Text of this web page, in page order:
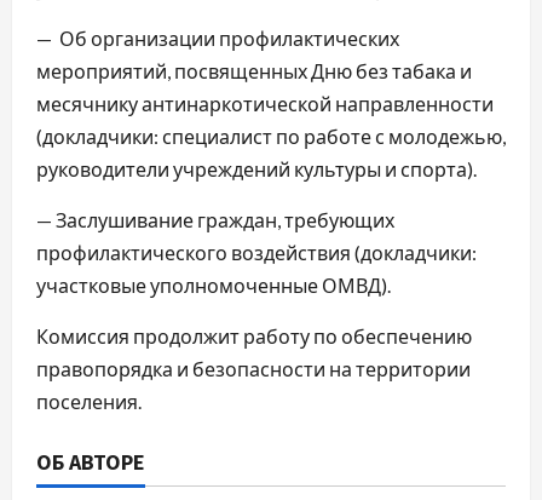
— Об организации профилактических
мероприятий, посвященных Дню без табака и
месячнику антинаркотической направленности
(докладчики: специалист по работе с молодежью,
руководители учреждений культуры и спорта).
— Заслушивание граждан, требующих
профилактического воздействия (докладчики:
участковые уполномоченные ОМВД).
Комиссия продолжит работу по обеспечению
правопорядка и безопасности на территории
поселения.
ОБ АВТОРЕ